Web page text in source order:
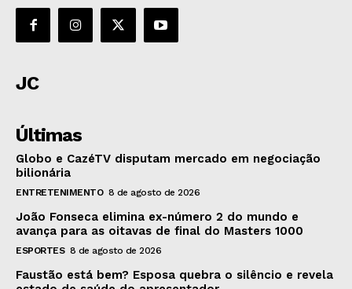
JC
Últimas
Globo e CazéTV disputam mercado em negociação
bilionária
ENTRETENIMENTO 8 de agosto de 2026
João Fonseca elimina ex-número 2 do mundo e
avança para as oitavas de final do Masters 1000
ESPORTES 8 de agosto de 2026
Faustão está bem? Esposa quebra o silêncio e revela